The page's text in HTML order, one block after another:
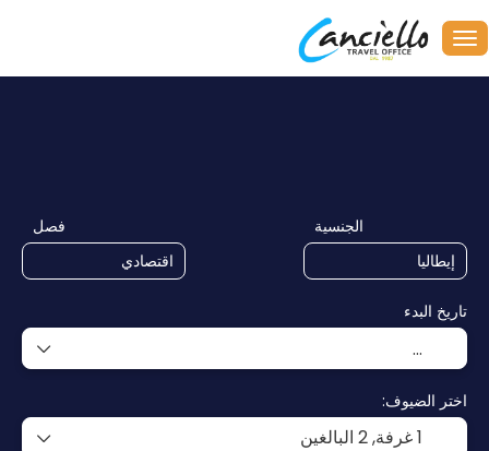
الجنسية فصل
تاريخ البدء
اختر الضيوف:
1 غرفة, 2 البالغين